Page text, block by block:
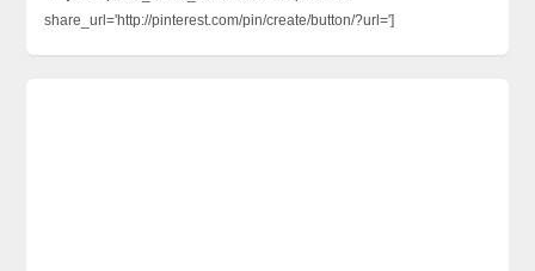
share_url='http://pinterest.com/pin/create/button/?url=']